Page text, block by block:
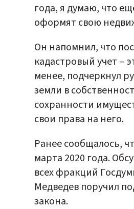
года, я думаю, что
оформят свою
Он напомнил, что
кадастровый учет –
менее, подчеркнул
земли в
сохранности
свои права на него.
Ранее сообщалось,
марта 2020 года.
всех фракций
Медведев поручил
закона.